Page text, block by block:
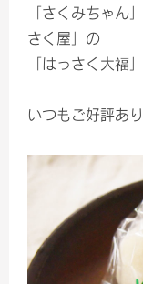
「さくみちゃん
さく屋」の
「はっさく大福
いつもご好評あ